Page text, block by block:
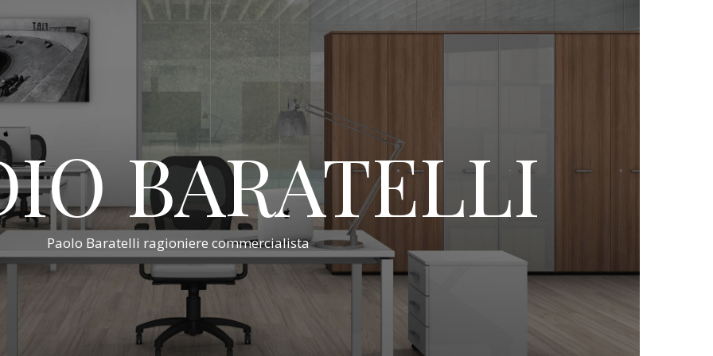
BARATELLI
Paolo Baratelli ragioniere commercialista